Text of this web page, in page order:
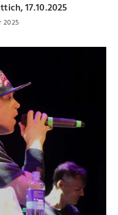
17.10.2025
2025